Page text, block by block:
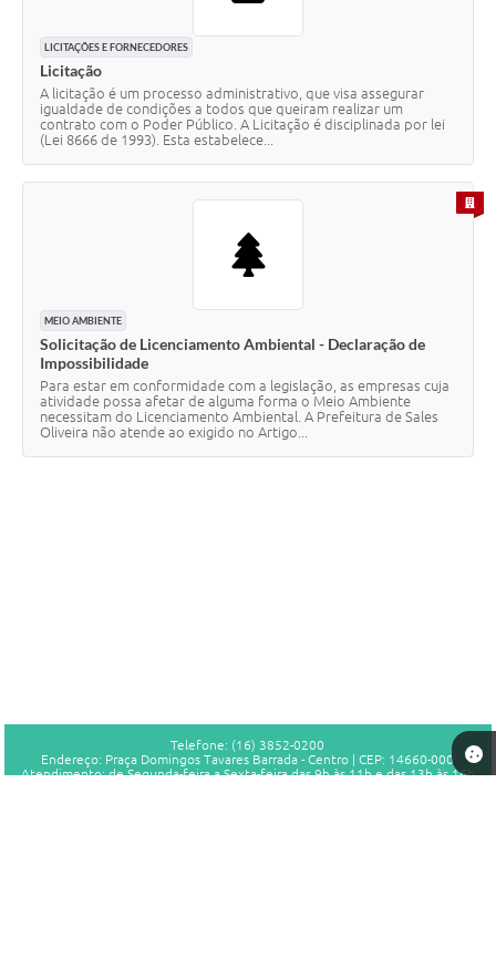
LICITAÇÕES E FORNECEDORES
Licitação
A licitação é um processo administrativo, que visa assegurar
igualdade de condições a todos que queiram realizar um
contrato com o Poder Público. A Licitação é disciplinada por lei
(Lei 8666 de 1993). Esta estabelece...
MEIO AMBIENTE
Solicitação de Licenciamento Ambiental - Declaração de
Impossibilidade
Para estar em conformidade com a legislação, as empresas cuja
atividade possa afetar de alguma forma o Meio Ambiente
necessitam do Licenciamento Ambiental. A Prefeitura de Sales
Oliveira não atende ao exigido no Artigo...
PARA
Telefone: (16) 3852-0200
Endereço: Praça Domingos Tavares Barrada - Centro | CEP: 14660-000
Atendimento: de Segunda-feira a Sexta-feira das 9h às 11h e das 13h às 16h